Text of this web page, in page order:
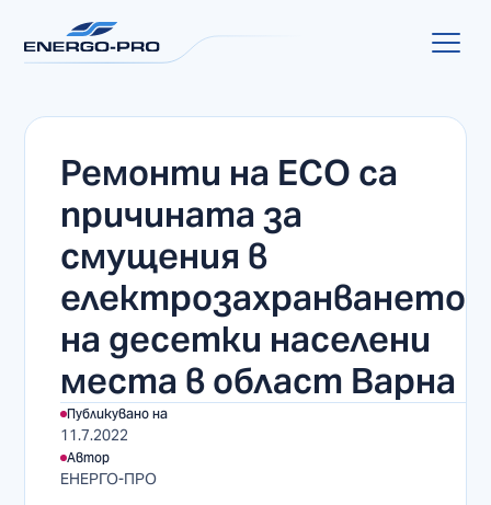
Ремонти на ЕСО са
причината за
смущения в
електрозахранването
на десетки населени
места в област Варна
Публикувано на
11.7.2022
Автор
ЕНЕРГО-ПРО